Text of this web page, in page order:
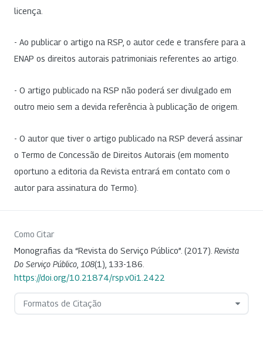
licença.
- Ao publicar o artigo na RSP, o autor cede e transfere para a
ENAP os direitos autorais patrimoniais referentes ao artigo.
- O artigo publicado na RSP não poderá ser divulgado em
outro meio sem a devida referência à publicação de origem.
- O autor que tiver o artigo publicado na RSP deverá assinar
o Termo de Concessão de Direitos Autorais (em momento
oportuno a editoria da Revista entrará em contato com o
autor para assinatura do Termo).
Como Citar
Monografias da “Revista do Serviço Público”. (2017). Revista
Do Serviço Público 108(1), 133-186.
https://doi.org/10.21874/rsp.v0i1.2422
Formatos de Citação